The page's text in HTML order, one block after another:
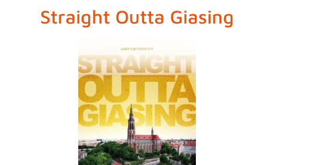
Straight Outta Giasing